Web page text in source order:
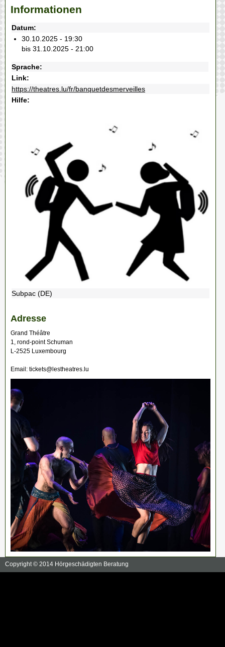
Informationen
Datum:
30.10.2025 - 19:30
bis 31.10.2025 - 21:00
Sprache:
Link:
https://theatres.lu/fr/banquetdesmerveilles
Hilfe:
Subpac (DE)
Adresse
Grand Théâtre
1, rond-point Schuman
L-2525 Luxembourg
Email: tickets@lestheatres.lu
Copyright © 2014 Hörgeschädigten Beratung